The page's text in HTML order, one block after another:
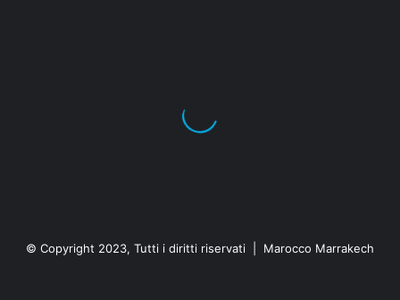
© Copyright 2023, Tutti i diritti riservati | Marocco Marrakech